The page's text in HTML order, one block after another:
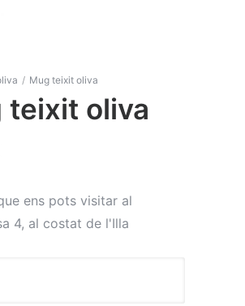
/ Mug teixit oliva
teixit oliva
ens pots visitar al
4, al costat de l'Illa